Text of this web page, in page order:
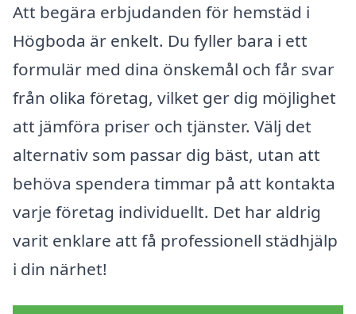
Att begära erbjudanden för hemstäd i
Högboda är enkelt. Du fyller bara i ett
formulär med dina önskemål och får svar
från olika företag, vilket ger dig möjlighet
att jämföra priser och tjänster. Välj det
alternativ som passar dig bäst, utan att
behöva spendera timmar på att kontakta
varje företag individuellt. Det har aldrig
varit enklare att få professionell städhjälp
i din närhet!